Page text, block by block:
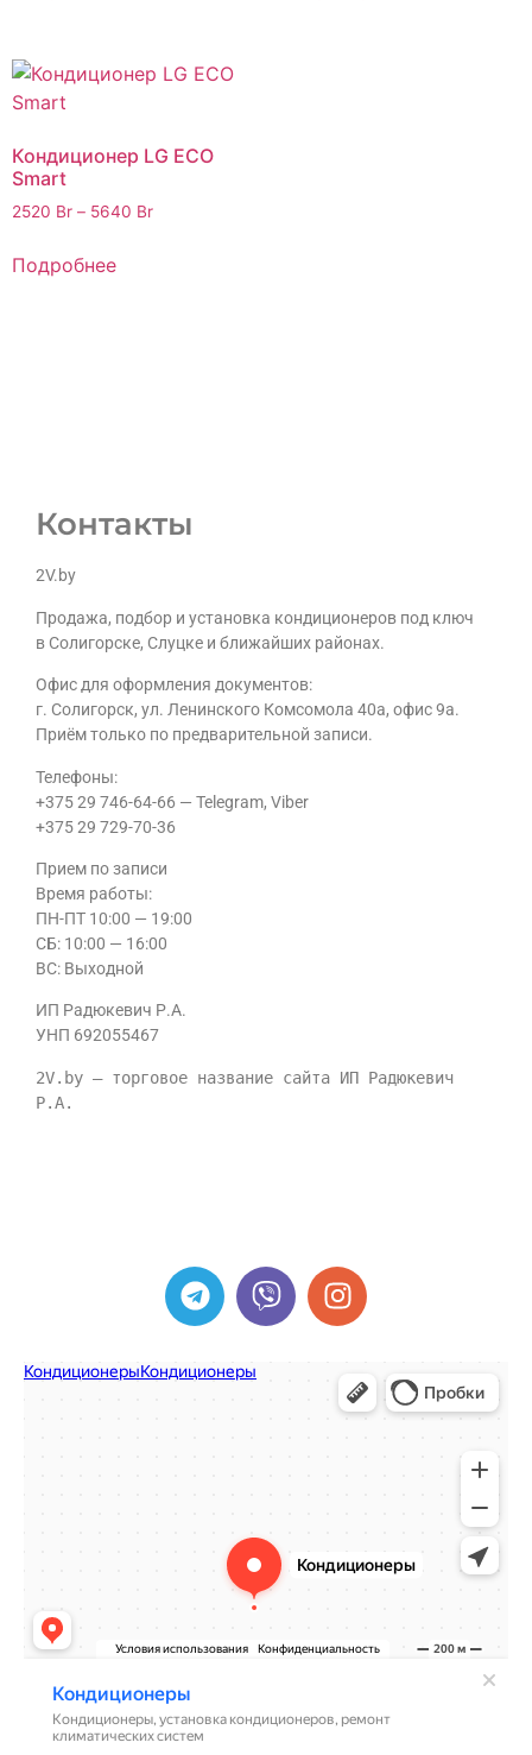
Кондиционер LG ECO
Smart
2520 Br – 5640 Br
Подробнее
Контакты
2V.by
Продажа, подбор и установка кондиционеров под ключ
в Солигорске, Слуцке и ближайших районах.
Офис для оформления документов:
г. Солигорск, ул. Ленинского Комсомола 40а, офис 9а.
Приём только по предварительной записи.
Телефоны:
+375 29 746-64-66 — Telegram, Viber
+375 29 729-70-36
Прием по записи
Время работы:
ПН-ПТ 10:00 — 19:00
CБ: 10:00 — 16:00
ВС: Выходной
ИП Радюкевич Р.А.
УНП 692055467
2V.by — торговое название сайта ИП Радюкевич
Р.А.